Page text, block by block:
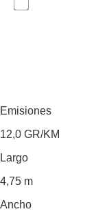
Emisiones
12,0 GR/KM
Largo
4,75 m
Ancho